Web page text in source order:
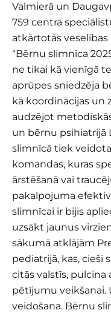
Valmierā un
759 centra
atkārtotās veselības
“Bērnu slimnīca
ne tikai kā vienīgā
aprūpes sniedzēja
kā koordinācijas un
audzējot
un bērnu psihiatrijā
slimnīcā tiek
komandas, kuras
ārstēšanā vai
pakalpojuma
slimnīcai ir bijis
uzsākt jaunus
sākumā atklājām
pediatrijā, kas, cieši
citās valstīs,
pētījumu veikšanai.
veidošana. Bērnu